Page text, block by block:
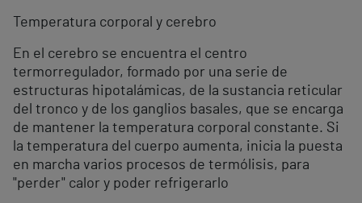
Temperatura corporal y cerebro
En el cerebro se encuentra el centro
termorregulador, formado por una serie de
estructuras hipotalámicas, de la sustancia reticular
del tronco y de los ganglios basales, que se encarga
de mantener la temperatura corporal constante. Si
la temperatura del cuerpo aumenta, inicia la puesta
en marcha varios procesos de termólisis, para
"perder" calor y poder refrigerarlo